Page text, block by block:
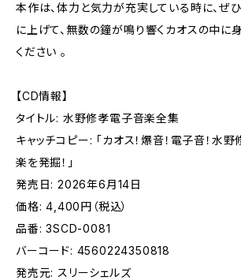
本作は、体力と気力が充実している時に、ぜ
に上げて、無数の鐘が鳴り響くカオスの中に
ください 。
【CD情報】
タイトル: 水野修孝電子音楽全集
キャッチコピー: 「カオス！爆音！電子音！水
楽を発掘！」
発売日: 2026年6月14日
価格: 4,400円（税込）
品番: 3SCD-0081
バーコード: 4560224350818
発売元: スリーシェルズ